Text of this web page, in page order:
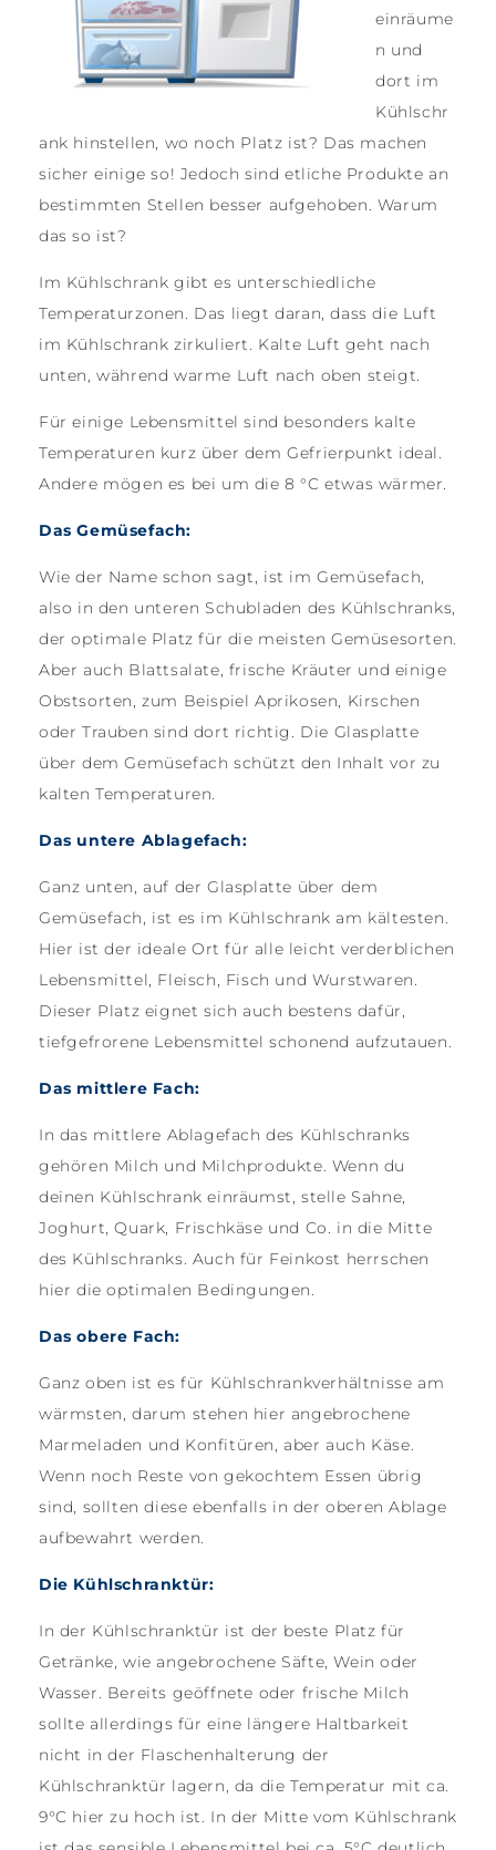
einräume
n und
dort im
Kühlschr
ank hinstellen, wo noch Platz ist? Das machen
sicher einige so! Jedoch sind etliche Produkte an
bestimmten Stellen besser aufgehoben. Warum
das so ist?
Im Kühlschrank gibt es unterschiedliche
Temperaturzonen. Das liegt daran, dass die Luft
im Kühlschrank zirkuliert. Kalte Luft geht nach
unten, während warme Luft nach oben steigt.
Für einige Lebensmittel sind besonders kalte
Temperaturen kurz über dem Gefrierpunkt ideal.
Andere mögen es bei um die 8 °C etwas wärmer.
Das Gemüsefach:
Wie der Name schon sagt, ist im Gemüsefach,
also in den unteren Schubladen des Kühlschranks,
der optimale Platz für die meisten Gemüsesorten.
Aber auch Blattsalate, frische Kräuter und einige
Obstsorten, zum Beispiel Aprikosen, Kirschen
oder Trauben sind dort richtig. Die Glasplatte
über dem Gemüsefach schützt den Inhalt vor zu
kalten Temperaturen.
Das untere Ablagefach:
Ganz unten, auf der Glasplatte über dem
Gemüsefach, ist es im Kühlschrank am kältesten.
Hier ist der ideale Ort für alle leicht verderblichen
Lebensmittel, Fleisch, Fisch und Wurstwaren.
Dieser Platz eignet sich auch bestens dafür,
tiefgefrorene Lebensmittel schonend aufzutauen.
Das mittlere Fach:
In das mittlere Ablagefach des Kühlschranks
gehören Milch und Milchprodukte. Wenn du
deinen Kühlschrank einräumst, stelle Sahne,
Joghurt, Quark, Frischkäse und Co. in die Mitte
des Kühlschranks. Auch für Feinkost herrschen
hier die optimalen Bedingungen.
Das obere Fach:
Ganz oben ist es für Kühlschrankverhältnisse am
wärmsten, darum stehen hier angebrochene
Marmeladen und Konfitüren, aber auch Käse.
Wenn noch Reste von gekochtem Essen übrig
sind, sollten diese ebenfalls in der oberen Ablage
aufbewahrt werden.
Die Kühlschranktür:
In der Kühlschranktür ist der beste Platz für
Getränke, wie angebrochene Säfte, Wein oder
Wasser. Bereits geöffnete oder frische Milch
sollte allerdings für eine längere Haltbarkeit
nicht in der Flaschenhalterung der
Kühlschranktür lagern, da die Temperatur mit ca.
9°C hier zu hoch ist. In der Mitte vom Kühlschrank